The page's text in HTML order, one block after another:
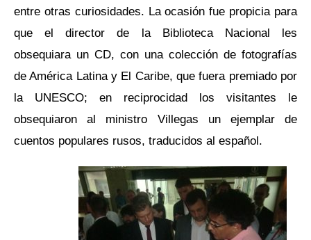
entre otras curiosidades. La ocasión fue propicia para
que el director de la Biblioteca Nacional les
obsequiara un CD, con una colección de fotografías
de América Latina y El Caribe, que fuera premiado por
la UNESCO; en reciprocidad los visitantes le
obsequiaron al ministro Villegas un ejemplar de
cuentos populares rusos, traducidos al español.